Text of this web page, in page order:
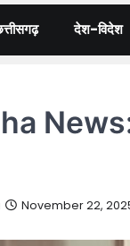
देश-विदेश
News:
November 22,